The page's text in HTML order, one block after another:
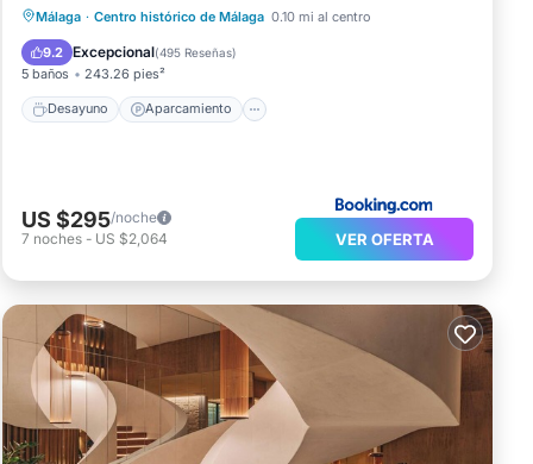
Málaga · Centro histórico de Málaga 0.10 mi al centro
9.2 Excepcional(495 Reseñas)
5 baños 243.26 pies²
Desayuno Aparcamiento
Desayuno
Aparcamiento
Balcón/Terraza
US $295/noche
7 noches - US $2,064 VER OFERTA